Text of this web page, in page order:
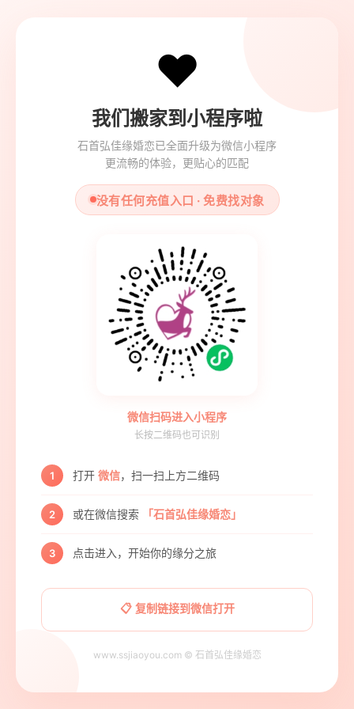
❤️
我们搬家到小程序啦
石首弘佳缘婚恋已全面升级为微信小程序
更流畅的体验，更贴心的匹配
没有任何充值入口 · 免费找对象
微信扫码进入小程序
长按二维码也可识别
1 打开 微信，扫一扫上方二维码
2 或在微信搜索 「石首弘佳缘婚恋」
3 点击进入，开始你的缘分之旅
📋 复制链接到微信打开
www.ssjiaoyou.com © 石首弘佳缘婚恋